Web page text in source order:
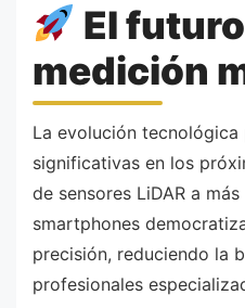
El
medición
La evolución
significativas en los
de sensores LiDAR a
smartphones
precisión, reduciendo la
profesionales